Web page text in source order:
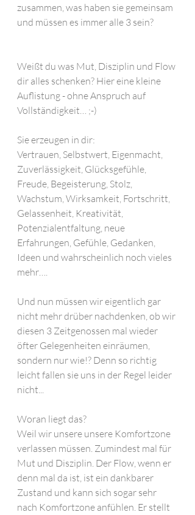
zusammen, was haben sie gemeinsam
und müssen es immer alle 3 sein?
Weißt du was Mut, Disziplin und Flow
dir alles schenken? Hier eine kleine
Auflistung - ohne Anspruch auf
Vollständigkeit… ;-)
Sie erzeugen in dir:
Vertrauen, Selbstwert, Eigenmacht,
Zuverlässigkeit, Glücksgefühle,
Freude, Begeisterung, Stolz,
Wachstum, Wirksamkeit, Fortschritt,
Gelassenheit, Kreativität,
Potenzialentfaltung, neue
Erfahrungen, Gefühle, Gedanken,
Ideen und wahrscheinlich noch vieles
mehr….
Und nun müssen wir eigentlich gar
nicht mehr drüber nachdenken, ob wir
diesen 3 Zeitgenossen mal wieder
öfter Gelegenheiten einräumen,
sondern nur wie!? Denn so richtig
leicht fallen sie uns in der Regel leider
nicht...
Woran liegt das?
Weil wir unsere unsere Komfortzone
verlassen müssen. Zumindest mal für
Mut und Disziplin. Der Flow, wenn er
denn mal da ist, ist ein dankbarer
Zustand und kann sich sogar sehr
nach Komfortzone anfühlen. Er stellt